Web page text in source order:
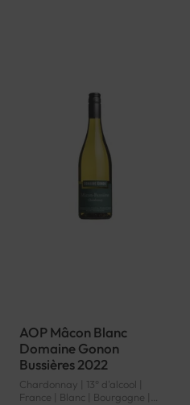
AOP Mâcon Blanc
Domaine Gonon
Bussières 2022
Chardonnay | 13° d'alcool |
France | Blanc | Bourgogne |